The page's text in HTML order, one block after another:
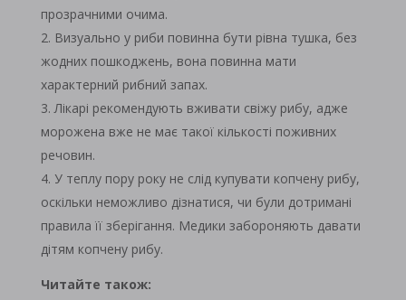
прозрачними очима.
Визуально у риби повинна бути рівна тушка, без
жодних пошкоджень, вона повинна мати
характерний рибний запах.
Лікарі рекомендують вживати свіжу рибу, адже
морожена вже не має такої кількості поживних
речовин.
У теплу пору року не слід купувати копчену рибу,
оскільки неможливо дізнатися, чи були дотримані
правила її зберігання. Медики забороняють давати
дітям копчену рибу.
Читайте також: